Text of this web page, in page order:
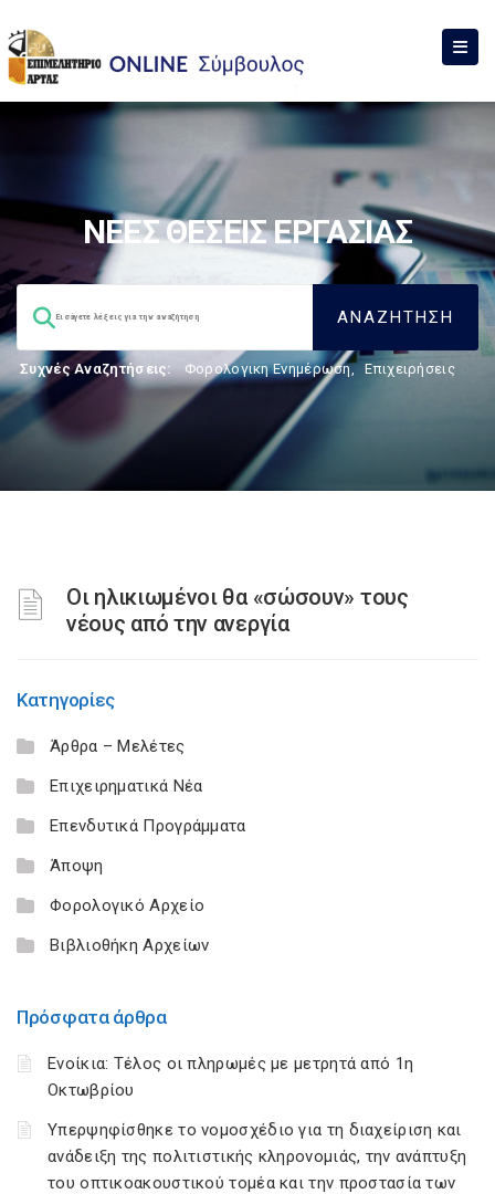
ΝΕΕΣ ΘΕΣΕΙΣ ΕΡΓΑΣΙΑΣ
Συχνές Αναζητήσεις: Φορολογικη Ενημέρωση, Επιχειρήσεις
Οι ηλικιωμένοι θα «σώσουν» τους
νέους από την ανεργία
Κατηγορίες
Άρθρα – Μελέτες
Επιχειρηματικά Νέα
Επενδυτικά Προγράμματα
Άποψη
Φορολογικό Αρχείο
Βιβλιοθήκη Αρχείων
Πρόσφατα άρθρα
Ενοίκια: Τέλος οι πληρωμές με μετρητά από 1η
Οκτωβρίου
Υπερψηφίσθηκε το νομοσχέδιο για τη διαχείριση και
ανάδειξη της πολιτιστικής κληρονομιάς, την ανάπτυξη
του οπτικοακουστικού τομέα και την προστασία των